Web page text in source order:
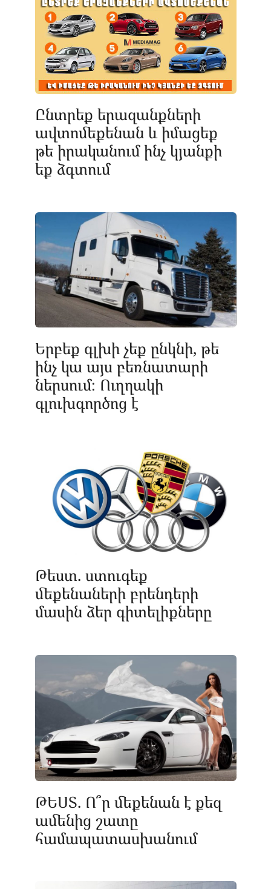
Ընտրեք երազանքների
ավտոմեքենան և իմացեք
թե իրականում ինչ կյանքի
եք ձգտում
Երբեք գլխի չեք ընկնի, թե
ինչ կա այս բեռնատարի
ներսում։ Ուղղակի
գլուխգործոց է
Թեստ. ստուգեք
մեքենաների բրենդերի
մասին ձեր գիտելիքները
ԹԵՍՏ. Ո՞ր մեքենան է քեզ
ամենից շատը
համապատասխանում